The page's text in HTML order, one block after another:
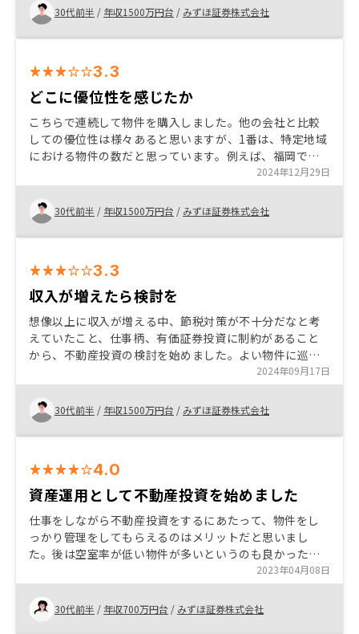
30代前半 / 年収1500万円台 / みずほ証券株式会社
3.3
どこに優位性を感じたか
こちらで連続して物件を購入しました。他の会社と比較
しての優位性は様々あると思いますが、1番は、特定地域
における物件の数だと思っています。例えば、福岡で物
件を探すのであれば、（もちろんエリアの良し悪しはあ
りますが）豊富な選択肢から検討できると思います。 ア
プリの改善余地は大いにあると思います。期待していま
すので、よろしくお願いします。
2024年12月29日
30代前半 / 年収1500万円台 / みずほ証券株式会社
3.3
収入が増えたら検討を
想像以上に収入が増える中、節税対策が不十分だなと考
えていたこと、仕事柄、有価証券投資に制約があること
から、不動産投資の検討を始めました。よい物件に巡り
合うことができるかどうかは多分に運の要素が大きいと
思いますが、私の意向を汲み取り、様々な物件を紹介し
ていただき、これだと思えるものに出会えたので購入を
決めました。
2024年09月17日
30代前半 / 年収1500万円台 / みずほ証券株式会社
4.0
資産運用として不動産投資を始めました
仕事をしながら不動産投資をするにあたって、物件をし
っかり管理をしてもらえるのはメリットだと思いまし
た。後は空室率が低い物件が多いというのも良かったと
思います。不動産投資は初めてなので不安に思うことも
ありますが、将来のための資産運用として何もしないこ
との方がリスクだと思います。
2023年04月08日
30代前半 / 年収700万円台 / みずほ証券株式会社